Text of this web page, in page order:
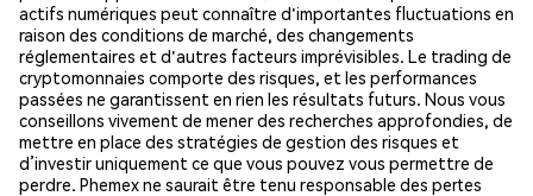
actifs numériques peut connaître d'importantes fluctuations en
raison des conditions de marché, des changements
réglementaires et d'autres facteurs imprévisibles. Le trading de
cryptomonnaies comporte des risques, et les performances
passées ne garantissent en rien les résultats futurs. Nous vous
conseillons vivement de mener des recherches approfondies, de
mettre en place des stratégies de gestion des risques et
d’investir uniquement ce que vous pouvez vous permettre de
perdre. Phemex ne saurait être tenu responsable des pertes